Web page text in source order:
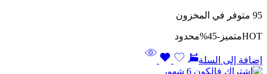
95 متوفر في المخزون
HOTمتميز -45% محدود
إضافة إلى السلة